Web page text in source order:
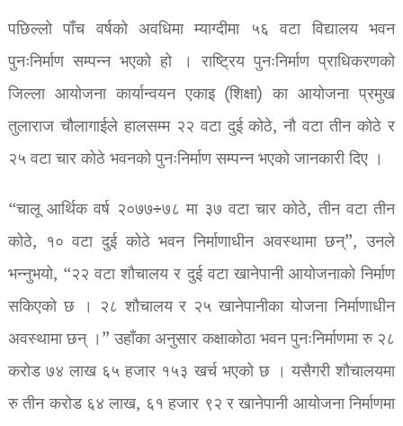
पछिल्लो पाँच वर्षको अवधिमा म्याग्दीमा ५६ वटा विद्यालय भवन
पुनःनिर्माण सम्पन्न भएको हो । राष्ट्रिय पुनःनिर्माण प्राधिकरणको
जिल्ला आयोजना कार्यान्वयन एकाइ (शिक्षा) का आयोजना प्रमुख
तुलाराज चौलागाईले हालसम्म २२ वटा दुई कोठे, नौ वटा तीन कोठे र
२५ वटा चार कोठे भवनको पुनःनिर्माण सम्पन्न भएको जानकारी दिए ।
“चालू आर्थिक वर्ष २०७७÷७८ मा ३७ वटा चार कोठे, तीन वटा तीन
कोठे, १० वटा दुई कोठे भवन निर्माणाधीन अवस्थामा छन्”, उनले
भन्नुभयो, “२२ वटा शौचालय र दुई वटा खानेपानी आयोजनाको निर्माण
सकिएको छ । २८ शौचालय र २५ खानेपानीका योजना निर्माणाधीन
अवस्थामा छन् ।” उहाँका अनुसार कक्षाकोठा भवन पुनःनिर्माणमा रु २८
करोड ७४ लाख ६५ हजार १५३ खर्च भएको छ । यसैगरी शौचालयमा
रु तीन करोड ६४ लाख, ६१ हजार ९२ र खानेपानी आयोजना निर्माणमा